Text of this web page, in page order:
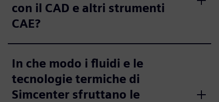
con il CAD e altri strumenti
CAE?
In che modo i fluidi e le
tecnologie termiche di
Simcenter sfruttano le